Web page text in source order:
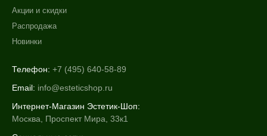
Акции и скидки
Распродажа
Новинки
Телефон: +7 (495) 640-58-89
Email: info@esteticshop.ru
Интернет-Магазин Эстетик-Шоп:
Москва, Проспект Мира, 33к1